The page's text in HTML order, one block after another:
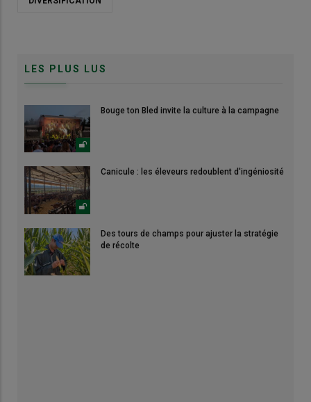
LES PLUS LUS
Bouge ton Bled invite la culture à la campagne
Canicule : les éleveurs redoublent d'ingéniosité
Des tours de champs pour ajuster la stratégie
de récolte